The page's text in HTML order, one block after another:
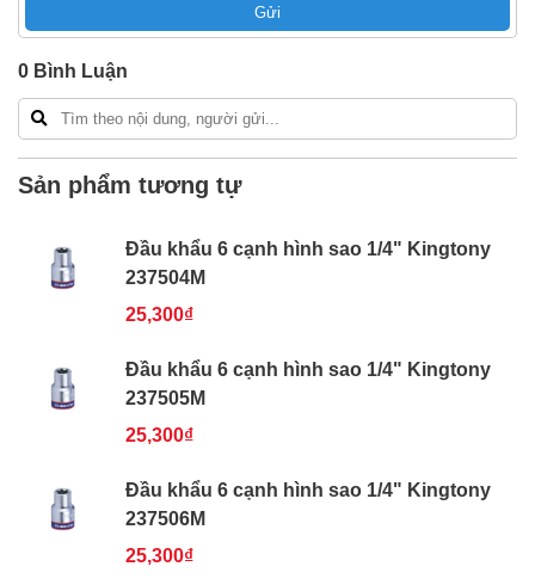
Nếu bạn cần thêm thông tin của
-024.2224.8888hoặc zalo -0868.603.068
Gửi
0 Bình Luận
Sản phẩm tương tự
Đầu khẩu 6 cạnh hình sao 1/4" Kingtony
237504M
25,300₫
Đầu khẩu 6 cạnh hình sao 1/4" Kingtony
237505M
25,300₫
Đầu khẩu 6 cạnh hình sao 1/4" Kingtony
237506M
25,300₫